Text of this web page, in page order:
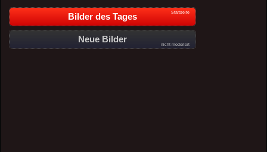
Bilder des Tages Startseite
Neue Bilder
nicht moderiert